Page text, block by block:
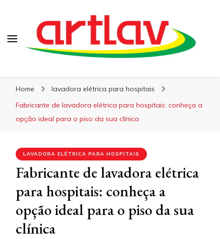
Home
lavadora elétrica para hospitais
Fabricante de lavadora elétrica para hospitais: conheça a
opção ideal para o piso da sua clínica
LAVADORA ELÉTRICA PARA HOSPITAIS
Fabricante de lavadora elétrica
para hospitais: conheça a
opção ideal para o piso da sua
clínica